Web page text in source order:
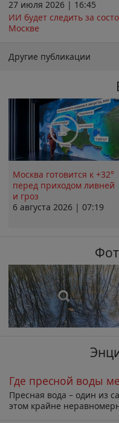
27 июля 2026 | 16:45
ИИ будет следить за
Москве
Другие публикации
Москва готовится к +32°
перед приходом ливней
и гроз
6 августа 2026 | 07:19
Где пресной воды
Пресная вода – один из
этом крайне